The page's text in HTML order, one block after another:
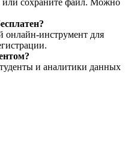
или сохраните файл. Можно
для
и аналитики данных